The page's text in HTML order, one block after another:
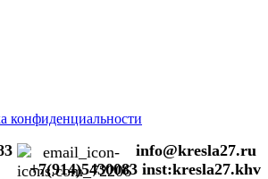
конфиденциальности
info@kresla27.ru
+7(914)5430083 inst:kresla27.khv